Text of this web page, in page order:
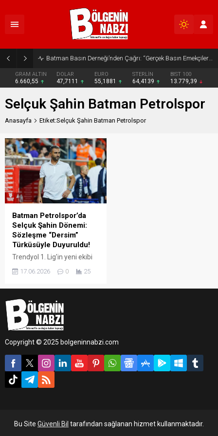
Batman Basın Derneği’nden Çağrı: “Gerçek Basın Emekçileri Desteklenmeli”
GRAM ALTIN
6.660,55
DOLAR
47,7111
EURO
55,1881
STERLİN
64,4139
BIST 100
13.779,39
Selçuk Şahin Batman Petrolspor
Anasayfa Etiket:Selçuk Şahin Batman Petrolspor
Batman Petrolspor’da
Selçuk Şahin Dönemi:
Sözleşme “Dersim”
Türküsüyle Duyuruldu!
Trendyol 1. Lig'in yeni ekibi
futbolseverlerin yakından
Selçuk Şahin ile 1 yıllık resmi
sözleşme imzaladı. Kırmızı-
beyazlı kulüp, bu büyük
destekli çok özel bir kliple
ilan etti.
17.06.2026 0 25
Copyright © 2025 bolgeninnabzi.com
Bu Site Güvenli Bil tarafından sağlanan hizmet kullanmaktadır.